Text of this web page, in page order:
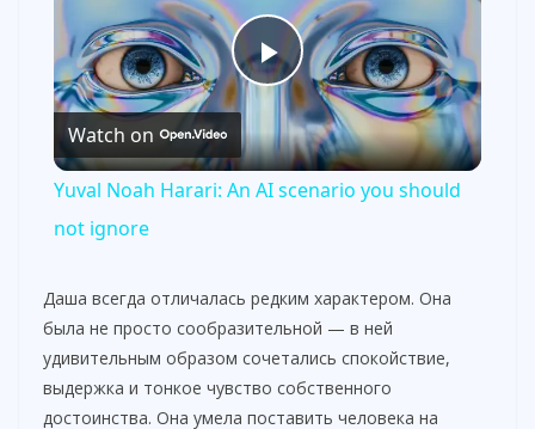
P
l
y
V
Watch on
Yuval Noah Harari: An AI scenario you should
not ignore
Даша всегда отличалась редким характером. Она
была не просто сообразительной — в ней
удивительным образом сочетались спокойствие,
выдержка и тонкое чувство собственного
достоинства. Она умела поставить человека на